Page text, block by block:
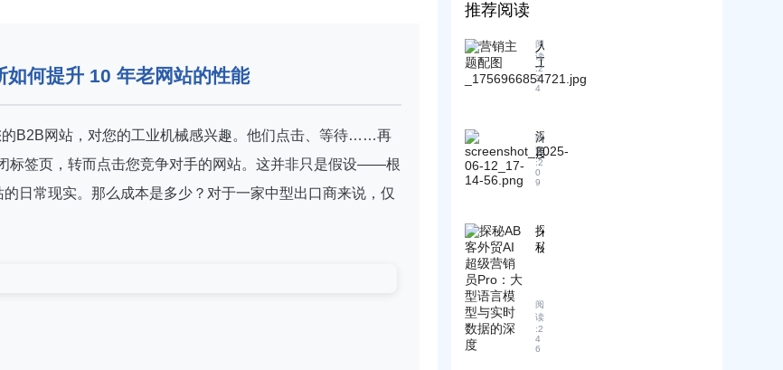
推荐阅读
人
工
智
能
助
理
在
贸
易
客
取
中
的
实
阅
读
:2
3
4
深
度
解
析
同
行
贸
开
发
信
阅
读
:2
0
9
探
秘
外
贸
A
I
阅
读
:2
4
6
何提升 10 年老网站的性能
B2B网站，对您的工业机械感兴趣。他们点击、等待……再
标签页，转而点击您竞争对手的网站。这并非只是假设——根
日常现实。那么成本是多少？对于一家中型出口商来说，仅